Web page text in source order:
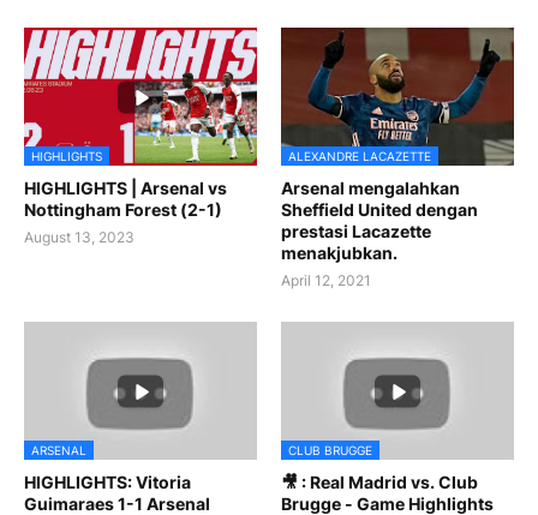
HIGHLIGHTS
HIGHLIGHTS | Arsenal vs
Nottingham Forest (2-1)
August 13, 2023
ALEXANDRE LACAZETTE
Arsenal mengalahkan
Sheffield United dengan
prestasi Lacazette
menakjubkan.
April 12, 2021
ARSENAL
HIGHLIGHTS: Vitoria
Guimaraes 1-1 Arsenal
CLUB BRUGGE
🎥 : Real Madrid vs. Club
Brugge - Game Highlights